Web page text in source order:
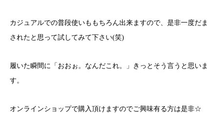
カジュアルでの普段使いももちろん出来ますので、是非一度だま
されたと思って試してみて下さい(笑)
履いた瞬間に「おおぉ。なんだこれ。」きっとそう言うと思いま
す。
オンラインショップで購入頂けますのでご興味有る方は是非☆